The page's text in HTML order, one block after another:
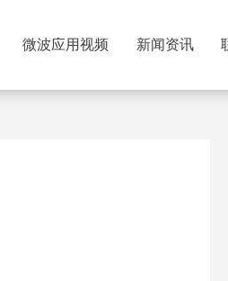
微波应用视频 新闻资讯